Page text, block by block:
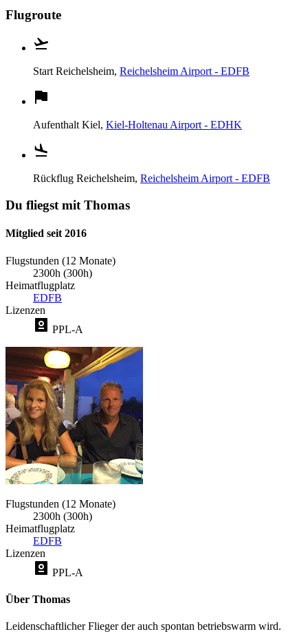
Flugroute
Start Reichelsheim, Reichelsheim Airport - EDFB
Aufenthalt Kiel, Kiel-Holtenau Airport - EDHK
Rückflug Reichelsheim, Reichelsheim Airport - EDFB
Du fliegst mit Thomas
Mitglied seit 2016
Flugstunden (12 Monate)
2300h (300h)
Heimatflugplatz
EDFB
Lizenzen
PPL-A
Flugstunden (12 Monate)
2300h (300h)
Heimatflugplatz
EDFB
Lizenzen
PPL-A
Über Thomas
Leidenschaftlicher Flieger der auch spontan betriebswarm wird.